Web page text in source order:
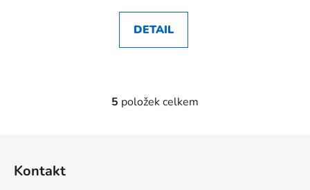
DETAIL
O
5 položek celkem
Kontakt